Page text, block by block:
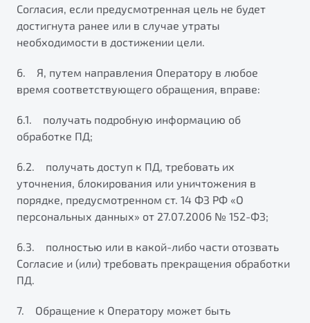
Согласия, если предусмотренная цель не будет
достигнута ранее или в случае утраты
необходимости в достижении цели.
6. Я, путем направления Оператору в любое
время соответствующего обращения, вправе:
6.1. получать подробную информацию об
обработке ПД;
6.2. получать доступ к ПД, требовать их
уточнения, блокирования или уничтожения в
порядке, предусмотренном ст. 14 ФЗ РФ «О
персональных данных» от 27.07.2006 № 152-ФЗ;
6.3. полностью или в какой-либо части отозвать
Согласие и (или) требовать прекращения обработки
ПД.
7. Обращение к Оператору может быть